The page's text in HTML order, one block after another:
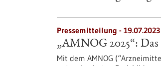
Pressemitteilung - 19.07.2023
„AMNOG 2025“:
Mit dem AMNOG